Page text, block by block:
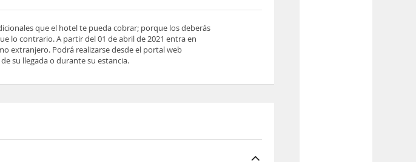
que el hotel te pueda cobrar; porque los deberás
lo contrario. A partir del 01 de abril de 2021 entra en
extranjero. Podrá realizarse desde el portal web
su llegada o durante su estancia.